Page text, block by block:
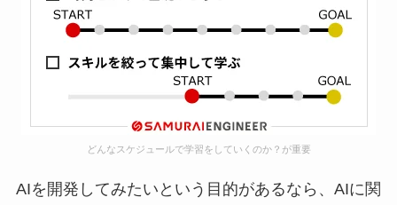
どんなスケジュールで学習をしていくのか？が重要
AIを開発してみたいという目的があるなら、AIに関